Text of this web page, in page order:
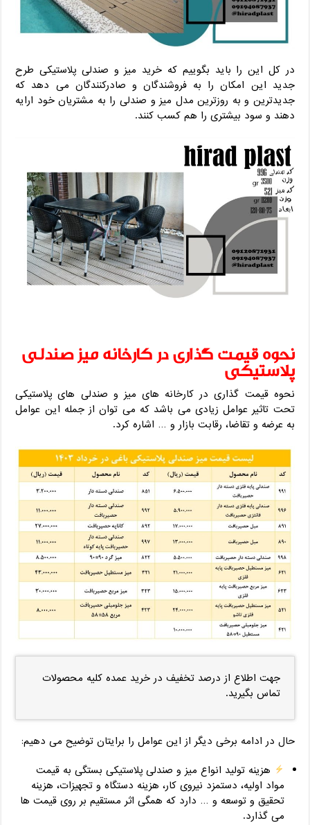
در کل این را باید بگوییم که خرید میز و صندلی پلاستیکی طرح
جدید این امکان را به فروشندگان و صادرکنندگان می دهد که
جدیدترین و به روزترین مدل میز و صندلی را به مشتریان خود ارایه
دهند و سود بیشتری را هم کسب کنند.
نحوه قیمت گذاری در کارخانه میز صندلی
پلاستیکی
نحوه قیمت گذاری در کارخانه های میز و صندلی های پلاستیکی
تحت تاثیر عوامل زیادی می باشد که می توان از جمله این عوامل
به عرضه و تقاضا، رقابت بازار و … اشاره کرد.
جهت اطلاع از درصد تخفیف در خرید عمده کلیه محصولات
تماس بگیرید.
حال در ادامه برخی دیگر از این عوامل را برایتان توضیح می دهیم:
هزینه تولید انواع میز و صندلی پلاستیکی بستگی به قیمت
مواد اولیه، دستمزد نیروی کار، هزینه دستگاه و تجهیزات، هزینه
تحقیق و توسعه و … دارد که همگی اثر مستقیم بر روی قیمت ها
می گذارد.